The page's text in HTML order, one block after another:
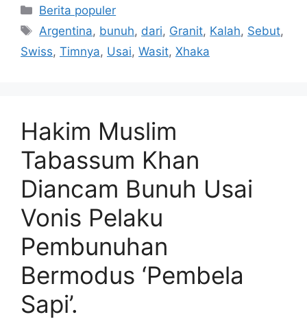
Kategori
Berita populer
Tag
Argentina, bunuh, dari, Granit, Kalah, Sebut,
Swiss, Timnya, Usai, Wasit, Xhaka
Hakim Muslim
Tabassum Khan
Diancam Bunuh Usai
Vonis Pelaku
Pembunuhan
Bermodus ‘Pembela
Sapi’.